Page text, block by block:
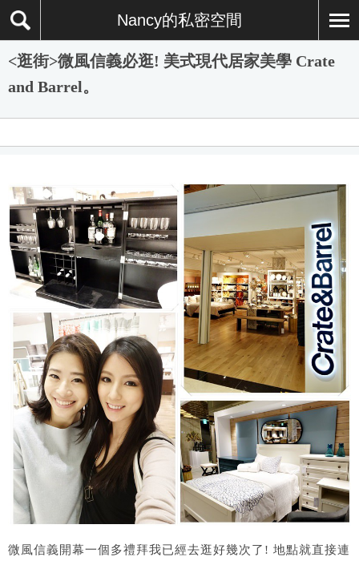
Nancy的私密空間
<逛街>微風信義必逛! 美式現代居家美學 Crate
and Barrel。
微風信義開幕一個多禮拜我已經去逛好幾次了! 地點就直接連